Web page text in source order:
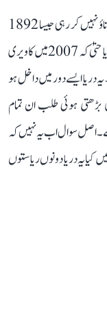
مصنف اور ناقد او کے جانی کہتے ہیں، ’’کاویری اب ویسا برتاؤ نہیں کر رہی جیسا 1892
اور 1924 کے نوآبادیاتی معاہدوں کے وقت کرتی تھی، یا حتیٰ کہ 2007 میں کاویری
دریا ایسے دور میں داخل ہو
کی بڑھتی ہوئی طلب ان تمام
اصل سوال اب یہ نہیں کہ
کیا یہ دریا دونوں ریاستوں